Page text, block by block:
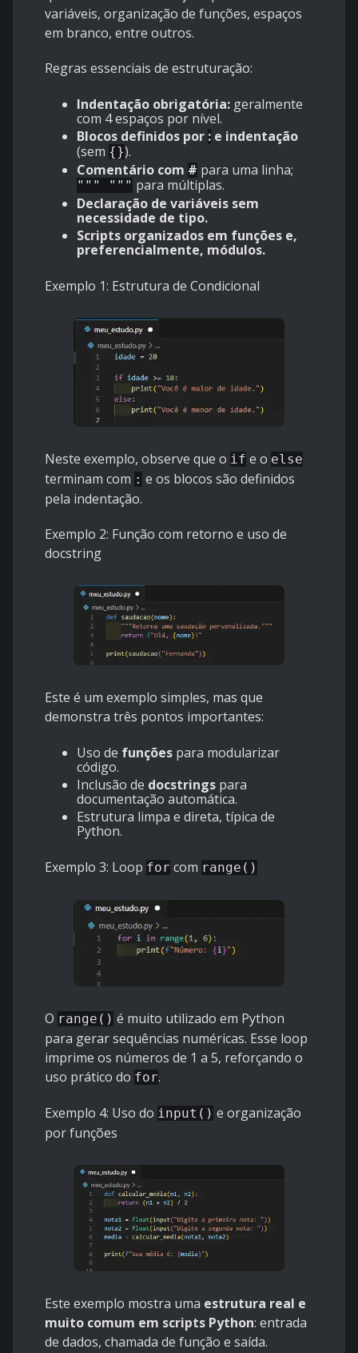
variáveis, organização de funções, espaços
em branco, entre outros.
Regras essenciais de estruturação:
Indentação obrigatória: geralmente
com 4 espaços por nível.
Blocos definidos por : e indentação
(sem {}).
Comentário com # para uma linha;
""" """ para múltiplas.
Declaração de variáveis sem
necessidade de tipo.
Scripts organizados em funções e,
preferencialmente, módulos.
Exemplo 1: Estrutura de Condicional
Neste exemplo, observe que o if e o else
terminam com : e os blocos são definidos
pela indentação.
Exemplo 2: Função com retorno e uso de
docstring
Este é um exemplo simples, mas que
demonstra três pontos importantes:
Uso de funções para modularizar
código.
Inclusão de docstrings para
documentação automática.
Estrutura limpa e direta, típica de
Python.
Exemplo 3: Loop for com range()
O range() é muito utilizado em Python
para gerar sequências numéricas. Esse loop
imprime os números de 1 a 5, reforçando o
uso prático do for.
Exemplo 4: Uso do input() e organização
por funções
Este exemplo mostra uma estrutura real e
muito comum em scripts Python: entrada
de dados, chamada de função e saída.